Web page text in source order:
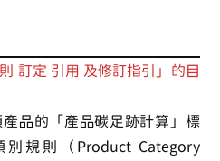
訂定 引用 及修訂指引」的目
品的「產品碳足跡計算」標
規則（Product Category